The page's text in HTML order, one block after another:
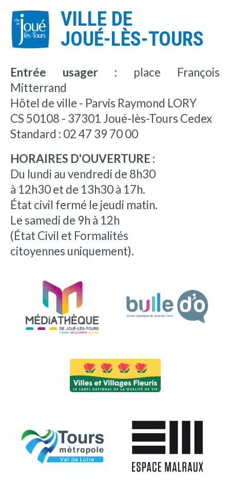
VILLE DE
JOUÉ-LÈS-TOURS
Entrée usager : place François
Mitterrand
Hôtel de ville - Parvis Raymond LORY
CS 50108 - 37301 Joué-lès-Tours Cedex
Standard : 02 47 39 70 00
HORAIRES D'OUVERTURE :
Du lundi au vendredi de 8h30
à 12h30 et de 13h30 à 17h.
État civil fermé le jeudi matin.
Le samedi de 9h à 12h
(État Civil et Formalités
citoyennes uniquement).